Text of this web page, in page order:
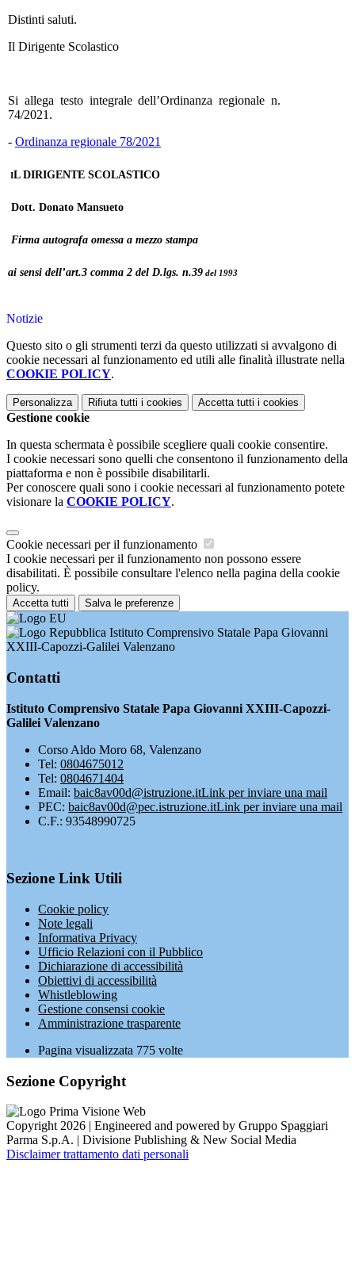
Distinti saluti.
Il Dirigente Scolastico
Si allega testo integrale dell’Ordinanza regionale n.
74/2021.
- Ordinanza regionale 78/2021
IL DIRIGENTE SCOLASTICO
Dott. Donato Mansueto
Firma autografa omessa a mezzo stampa
ai sensi dell’art.3 comma 2 del D.lgs. n.39 del 1993
Notizie
Questo sito o gli strumenti terzi da questo utilizzati si avvalgono di
cookie necessari al funzionamento ed utili alle finalità illustrate nella
COOKIE POLICY.
Personalizza Rifiuta tutti i cookies Accetta tutti i cookies
Gestione cookie
In questa schermata è possibile scegliere quali cookie consentire.
I cookie necessari sono quelli che consentono il funzionamento della
piattaforma e non è possibile disabilitarli.
Per conoscere quali sono i cookie necessari al funzionamento potete
visionare la COOKIE POLICY.
Cookie necessari per il funzionamento
I cookie necessari per il funzionamento non possono essere
disabilitati. È possibile consultare l'elenco nella pagina della cookie
policy.
Accetta tutti Salva le preferenze
Istituto Comprensivo Statale Papa Giovanni
XXIII-Capozzi-Galilei Valenzano
Contatti
Istituto Comprensivo Statale Papa Giovanni XXIII-Capozzi-
Galilei Valenzano
Corso Aldo Moro 68, Valenzano
Tel: 0804675012
Tel: 0804671404
Email: baic8av00d@istruzione.itLink per inviare una mail
PEC: baic8av00d@pec.istruzione.itLink per inviare una mail
C.F.: 93548990725
Sezione Link Utili
Cookie policy
Note legali
Informativa Privacy
Ufficio Relazioni con il Pubblico
Dichiarazione di accessibilità
Obiettivi di accessibilità
Whistleblowing
Gestione consensi cookie
Amministrazione trasparente
Pagina visualizzata 775 volte
Sezione Copyright
Copyright 2026 | Engineered and powered by Gruppo Spaggiari
Parma S.p.A. | Divisione Publishing & New Social Media
Disclaimer trattamento dati personali